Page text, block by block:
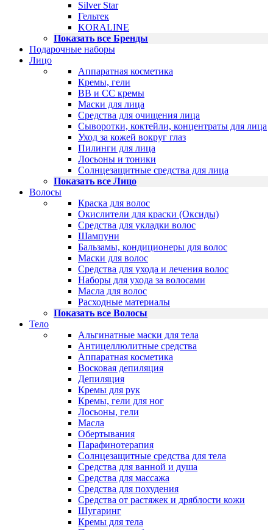
Silver Star
Гельтек
KORALINE
Показать все Бренды
Подарочные наборы
Лицо
Аппаратная косметика
Кремы, гели
BB и CC кремы
Маски для лица
Средства для очищения лица
Сыворотки, коктейли, концентраты для лица
Уход за кожей вокруг глаз
Пилинги для лица
Лосьоны и тоники
Солнцезащитные средства для лица
Показать все Лицо
Волосы
Краска для волос
Окислители для краски (Оксиды)
Средства для укладки волос
Шампуни
Бальзамы, кондиционеры для волос
Маски для волос
Средства для ухода и лечения волос
Наборы для ухода за волосами
Масла для волос
Расходные материалы
Показать все Волосы
Тело
Альгинатные маски для тела
Антицеллюлитные средства
Аппаратная косметика
Восковая депиляция
Депиляция
Кремы для рук
Кремы, гели для ног
Лосьоны, гели
Масла
Обертывания
Парафинотерапия
Солнцезащитные средства для тела
Средства для ванной и душа
Средства для массажа
Средства для похудения
Средства от растяжек и дряблости кожи
Шугаринг
Кремы для тела